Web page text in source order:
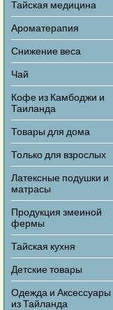
Тайская медицина
Ароматерапия
Снижение веса
Чай
Кофе из Камбоджи и
Таиланда
Товары для дома
Только для взрослых
Латексные подушки и
матрасы
Продукция змеиной
фермы
Тайская кухня
Детские товары
Одежда и Аксессуары
из Тайланда